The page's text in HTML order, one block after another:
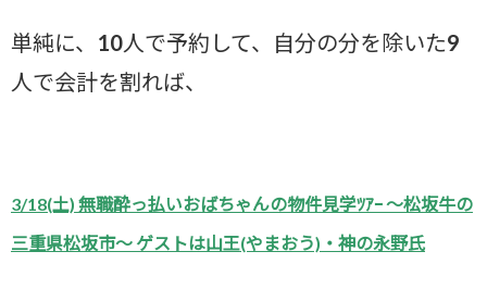
単純に、10人で予約して、自分の分を除いた9
人で会計を割れば、
3/18(土) 無職酔っ払いおばちゃんの物件見学ﾂｱｰ ～松坂牛の
三重県松坂市～ ゲストは山王(やまおう)・神の永野氏